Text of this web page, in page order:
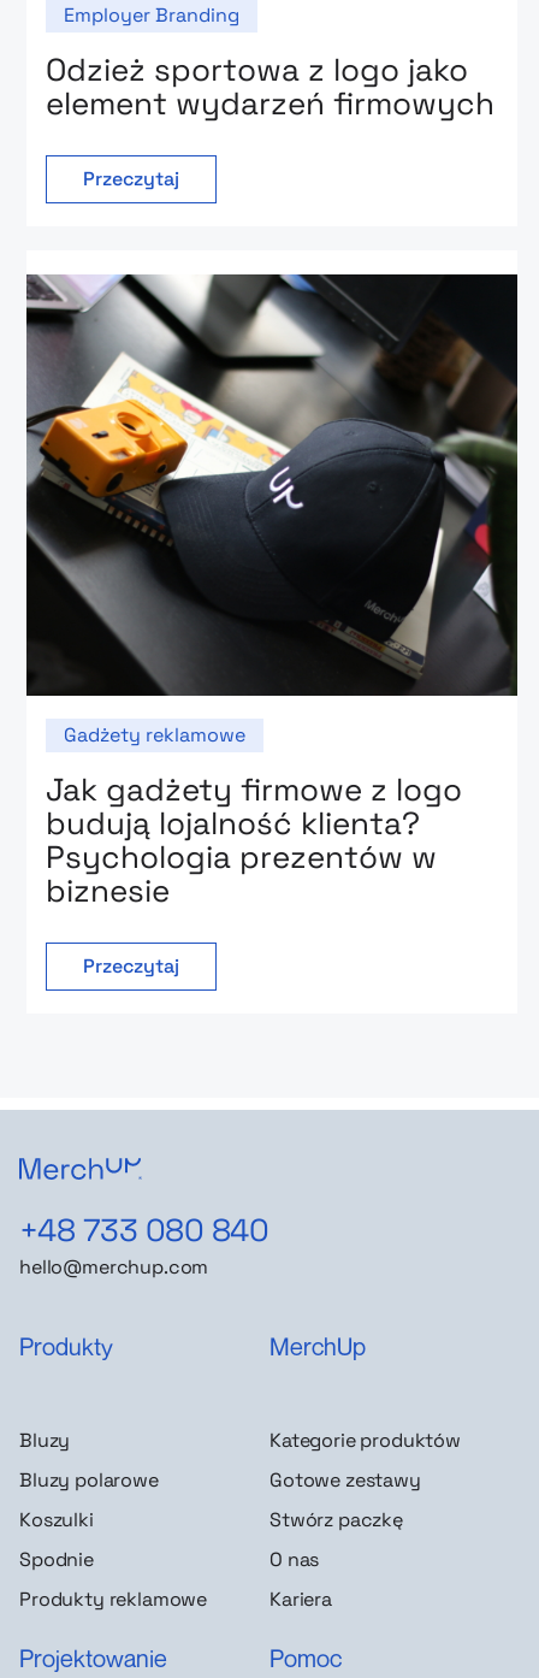
Employer Branding
Odzież sportowa z logo jako
element wydarzeń firmowych
Przeczytaj
Gadżety reklamowe
Jak gadżety firmowe z logo
budują lojalność klienta?
Psychologia prezentów w
biznesie
Przeczytaj
+48 733 080 840
hello@merchup.com
Produkty
Bluzy
Bluzy polarowe
Koszulki
Spodnie
Produkty reklamowe
MerchUp
Kategorie produktów
Gotowe zestawy
Stwórz paczkę
O nas
Kariera
Projektowanie
Pomoc